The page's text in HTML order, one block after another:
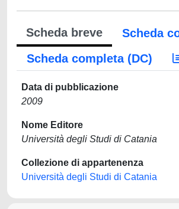
Scheda breve
Scheda
Scheda completa (DC)
Data di pubblicazione
2009
Nome Editore
Università degli Studi di Catania
Collezione di appartenenza
Università degli Studi di Catania